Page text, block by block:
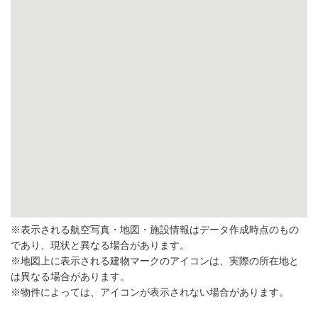
※表示される航空写真・地図・施設情報はデータ作成時点のもの
であり、現状と異なる場合があります。
※地図上に表示される建物マークのアイコンは、実際の所在地と
は異なる場合があります。
※物件によっては、アイコンが表示されない場合があります。